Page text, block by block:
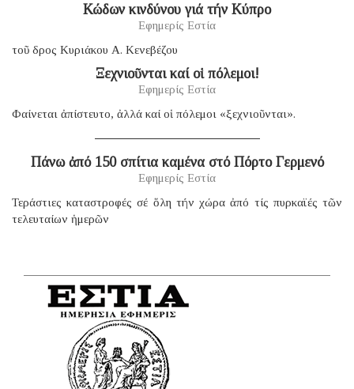
Κώδων κινδύνου γιά τήν Κύπρο
Εφημερίς Εστία
τοῦ δρος Κυριάκου Α. Κενεβέζου
Ξεχνιοῦνται καί οἱ πόλεμοι!
Εφημερίς Εστία
Φαίνεται ἀπίστευτο, ἀλλά καί οἱ πόλεμοι «ξεχνιοῦνται».
Πάνω ἀπό 150 σπίτια καμένα στό Πόρτο Γερμενό
Εφημερίς Εστία
Τεράστιες καταστροφές σέ ὅλη τήν χώρα ἀπό τίς πυρκαϊές τῶν
τελευταίων ἡμερῶν